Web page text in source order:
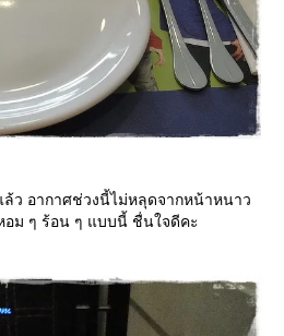
ว อากาศช่วงนี้ไม่หลุดจากหน้าหนาว
อม ๆ ร้อน ๆ แบบนี้ ชื่นใจดีคะ